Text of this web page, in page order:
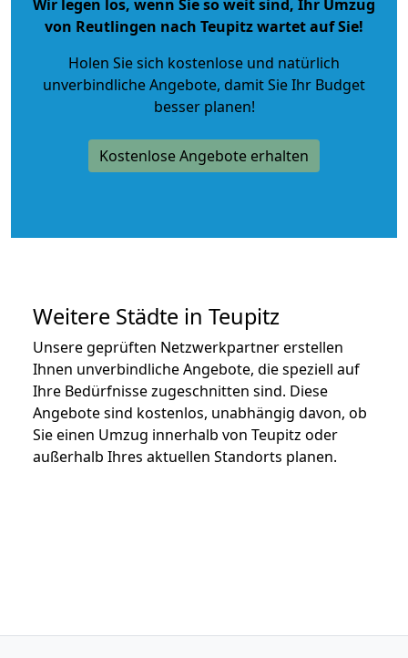
Wir legen los, wenn Sie so weit sind, Ihr Umzug
von Reutlingen nach Teupitz wartet auf Sie!
Holen Sie sich kostenlose und natürlich
unverbindliche Angebote, damit Sie Ihr Budget
besser planen!
Kostenlose Angebote erhalten
Weitere Städte in Teupitz
Unsere geprüften Netzwerkpartner erstellen
Ihnen unverbindliche Angebote, die speziell auf
Ihre Bedürfnisse zugeschnitten sind. Diese
Angebote sind kostenlos, unabhängig davon, ob
Sie einen Umzug innerhalb von Teupitz oder
außerhalb Ihres aktuellen Standorts planen.